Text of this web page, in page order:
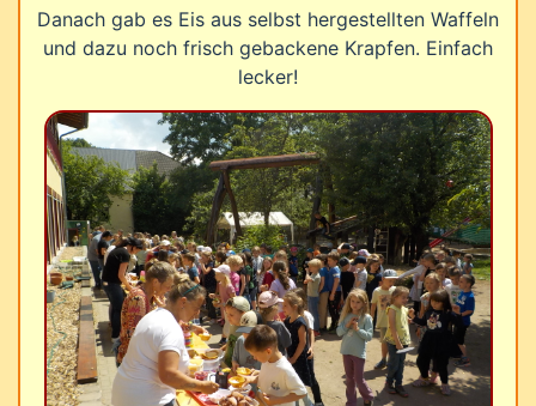
Danach gab es Eis aus selbst hergestellten Waffeln
und dazu noch frisch gebackene Krapfen. Einfach
lecker!